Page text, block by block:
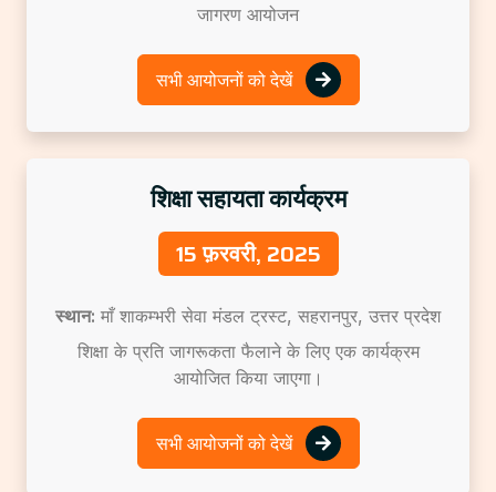
जागरण आयोजन
सभी आयोजनों को देखें
शिक्षा सहायता कार्यक्रम
15 फ़रवरी, 2025
स्थान: माँ शाकम्भरी सेवा मंडल ट्रस्ट, सहरानपुर, उत्तर प्रदेश
शिक्षा के प्रति जागरूकता फैलाने के लिए एक कार्यक्रम
आयोजित किया जाएगा।
सभी आयोजनों को देखें